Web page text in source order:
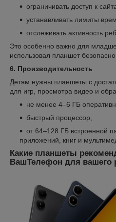
ограничивать доступ к
устанавливать лимиты
отслеживать активность
Это особенно важно для
использовал планшет безопасно.
6. Производительность
Детям нужны планшеты с
для игр, просмотра видео и
не менее 4–6 ГБ
быстрый процессор,
от 64–128 ГБ встроенной
приложений, книг и
Какие планшеты
ВашТелефон для вашего